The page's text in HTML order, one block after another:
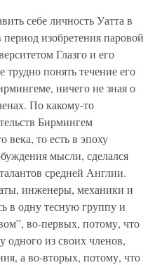
себе личность Уатта в
изобретения паровой
Глазго и его
понять течение его
ничего не зная о
По какому-то
Бирмингем
века, то есть в эпоху
мысли, сделался
средней Англии.
инженеры, механики и
в одну тесную группу и
во-первых, потому, что
одного из своих членов,
а во-вторых, потому, что